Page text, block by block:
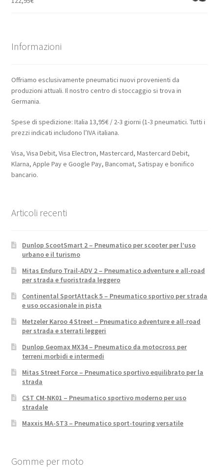
Informazioni
Offriamo esclusivamente pneumatici nuovi provenienti da
produzioni attuali. Il nostro centro di stoccaggio si trova in
Germania.
Spese di spedizione: Italia 13,95€ / 2-3 giorni (1-3 pneumatici. Tutti i
prezzi indicati includono l’IVA italiana.
Visa, Visa Debit, Visa Electron, Mastercard, Mastercard Debit,
Klarna, Apple Pay e Google Pay, Bancomat, Satispay e bonifico
bancario.
Articoli recenti
Dunlop ScootSmart 2 – Pneumatico per scooter per l’uso
urbano e il turismo
Mitas Enduro Trail-ADV 2 – Pneumatico adventure e all-road
per strada e fuoristrada leggero
Continental SportAttack 5 – Pneumatico sportivo per strada
e uso occasionale in pista
Metzeler Karoo 4 Street – Pneumatico adventure e all-road
per strada e sterrati leggeri
Dunlop Geomax MX34 – Pneumatico da motocross per
terreni morbidi e intermedi
Mitas Street Force – Pneumatico sportivo equilibrato per la
strada
CST CM-NK01 – Pneumatico sportivo moderno per uso
stradale
Maxxis MA-ST3 – Pneumatico sport-touring versatile
Gomme per moto